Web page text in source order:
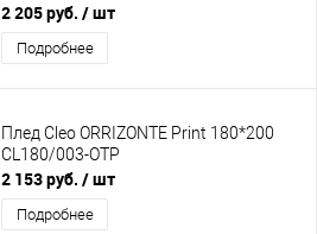
2 205 руб. / шт
Подробнее
Плед Cleo ORRIZONTE Print 180*200
CL180/003-OTP
2 153 руб. / шт
Подробнее